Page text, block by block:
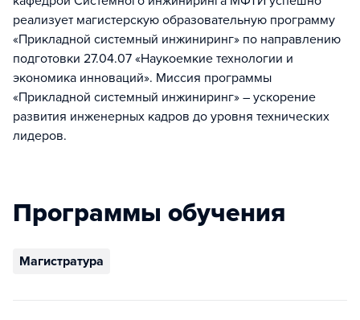
реализует магистерскую образовательную программу
«Прикладной системный инжиниринг» по направлению
подготовки 27.04.07 «Наукоемкие технологии и
экономика инноваций». Миссия программы
«Прикладной системный инжиниринг» – ускорение
развития инженерных кадров до уровня технических
лидеров.
Программы обучения
Магистратура